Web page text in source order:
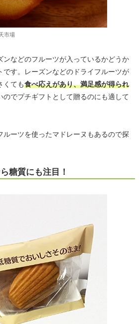
市場
ンなどのフルーツが入っているかどうか
です。レーズンなどのドライフルーツが
くても食べ応えがあり、満足感が得られ
のでプチギフトとして贈るのにも適して
ルーツを使ったマドレーヌもあるので探
糖質にも注目！